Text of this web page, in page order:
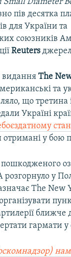
Small Diameter
пів десятка
для України та
союзників
Reuters
The
та
що третина
Україні
отримані у бою
у
The New
ближче
гармати у